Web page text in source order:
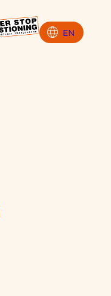
language EN